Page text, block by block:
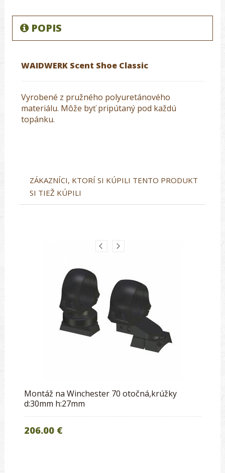
POPIS
WAIDWERK Scent Shoe Classic
Vyrobené z pružného polyuretánového
materiálu. Môže byť pripútaný pod každú
topánku.
ZÁKAZNÍCI, KTORÍ SI KÚPILI TENTO PRODUKT
SI TIEŽ KÚPILI
Montáž na Winchester 70 otočná,krúžky
d:30mm h:27mm
206.00 €